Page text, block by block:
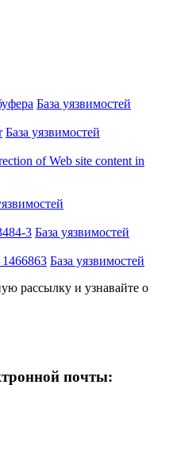
База уязвимостей
База уязвимостей
of Web site content in
3 База уязвимостей
База уязвимостей
рассылку и узнавайте о
почты: